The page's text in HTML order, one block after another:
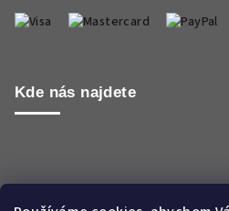
Kde nás najdete